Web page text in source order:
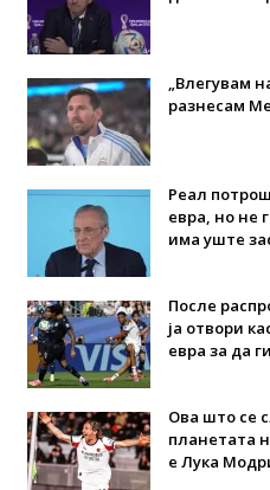
„Влегувам
разнесам
Реал
евра, но не
има уште
После
ја отвори
евра за да
Ова што се
планетата
е Лука